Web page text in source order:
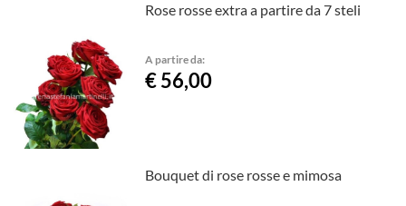
Rose rosse extra a partire da 7 steli
A partire da:
€ 56,00
Bouquet di rose rosse e mimosa